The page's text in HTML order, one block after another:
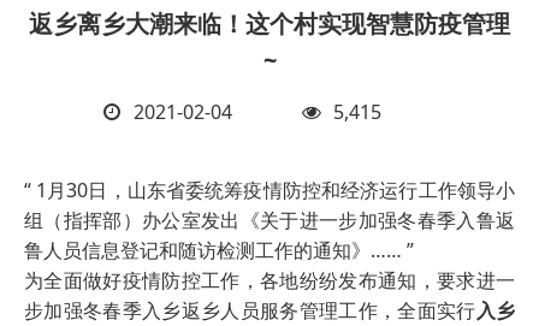
返乡离乡大潮来临！这个村实现智慧防疫管理
~
2021-02-04 5,415
“ 1月30日，山东省委统筹疫情防控和经济运行工作领导小
组（指挥部）办公室发出《关于进一步加强冬春季入鲁返
鲁人员信息登记和随访检测工作的通知》…… ”
为全面做好疫情防控工作，各地纷纷发布通知，要求进一
步加强冬春季入乡返乡人员服务管理工作，全面实行入乡